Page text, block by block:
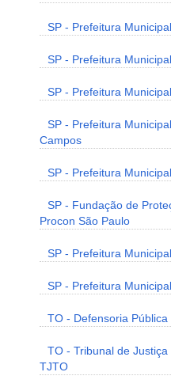
SP - Prefeitura
SP - Prefeitura
SP - Prefeitura
SP - Prefeitura
Campos
SP - Prefeitura
SP - Fundação de
Procon São Paulo
SP - Prefeitura
SP - Prefeitura
TO - Defensoria
TO - Tribunal de
TJTO